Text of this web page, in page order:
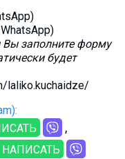
Вы заполните форму
будет
laliko.kuchaidze/
НАПИСАТЬ